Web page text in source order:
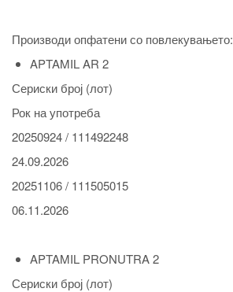
Производи опфатени со повлекувањето:
APTAMIL AR 2
Сериски број (лот)
Рок на употреба
20250924 / 111492248
24.09.2026
20251106 / 111505015
06.11.2026
APTAMIL PRONUTRA 2
Сериски број (лот)